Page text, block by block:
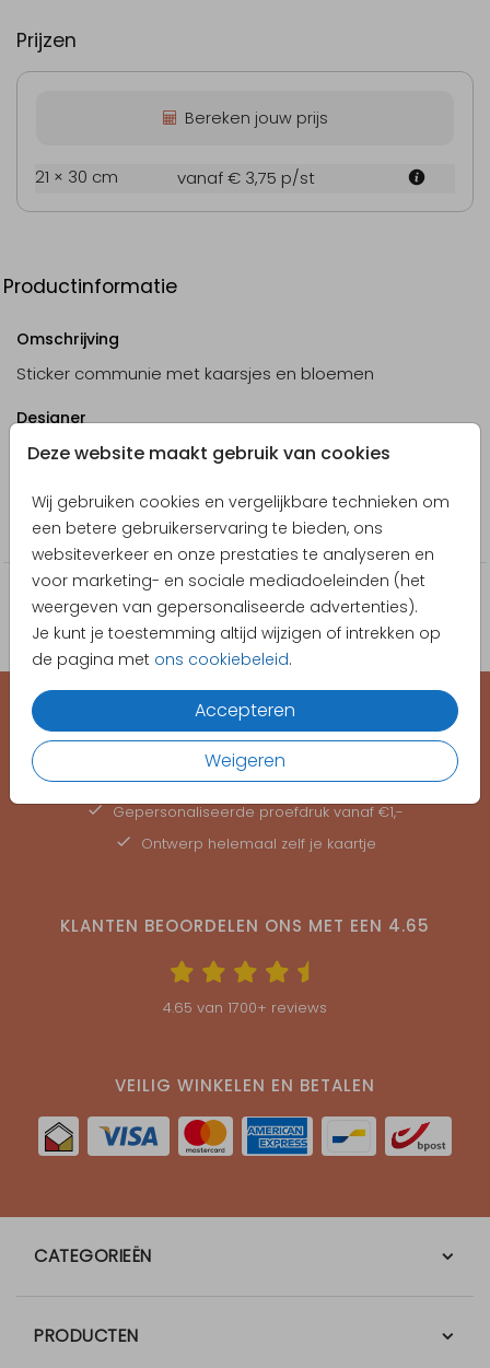
Deze website maakt gebruik van cookies
Wij gebruiken cookies en vergelijkbare technieken om
een betere gebruikerservaring te bieden, ons
websiteverkeer en onze prestaties te analyseren en
voor marketing- en sociale mediadoeleinden (het
weergeven van gepersonaliseerde advertenties).
Je kunt je toestemming altijd wijzigen of intrekken op
de pagina met ons cookiebeleid.
Accepteren
Weigeren
Prijzen
Bereken jouw prijs
21 × 30 cm vanaf € 3,75 p/st
Productinformatie
Omschrijving
Sticker communie met kaarsjes en bloemen
Designer
Poppybird
Collectie
Sticker
EEN KAARTJE VOOR ELK MOMENT
Hoge kwaliteit, snelle levering
Gepersonaliseerde proefdruk vanaf €1,-
Ontwerp helemaal zelf je kaartje
KLANTEN BEOORDELEN ONS MET EEN 4.65
4.65 van 1700+ reviews
VEILIG WINKELEN EN BETALEN
CATEGORIEËN
PRODUCTEN